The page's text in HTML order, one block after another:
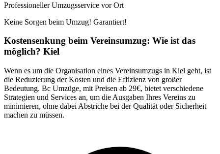
Professioneller Umzugsservice vor Ort
Keine Sorgen beim Umzug! Garantiert!
Kostensenkung beim Vereinsumzug: Wie ist das
möglich? Kiel
Wenn es um die Organisation eines Vereinsumzugs in Kiel geht, ist
die Reduzierung der Kosten und die Effizienz von großer
Bedeutung. Bc Umzüge, mit Preisen ab 29€, bietet verschiedene
Strategien und Services an, um die Ausgaben Ihres Vereins zu
minimieren, ohne dabei Abstriche bei der Qualität oder Sicherheit
machen zu müssen.